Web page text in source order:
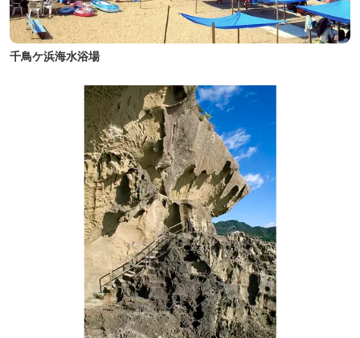
千鳥ケ浜海水浴場